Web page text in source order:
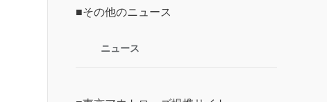
■その他のニュース
ニュース